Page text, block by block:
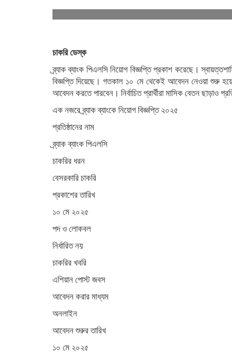
চাকরি ডেস্ক
ব্র্যাক ব্যাংক পিএলসি নিয়োগ বিজ্ঞপ্তি প্রকাশ করেছে।
বিজ্ঞপ্তি দিয়েছে। গতকাল ১০ মে থেকেই আবেদন নেওয়া শুরু
আবেদন করতে পারবেন। নির্বাচিত প্রার্থীরা মাসিক বেতন ছাড়াও
এক নজরে ব্র্যাক ব্যাংকে নিয়োগ বিজ্ঞপ্তি ২০২৫
প্রতিষ্ঠানের নাম
ব্র্যাক ব্যাংক পিএলসি
চাকরির ধরন
বেসরকারি চাকরি
প্রকাশের তারিখ
১০ মে ২০২৫
পদ ও লোকবল
নির্ধারিত নয়
চাকরির খবরি
এশিয়ান পোস্ট জবস
আবেদন করার মাধ্যম
অনলাইন
আবেদন শুরুর তারিখ
১০ মে ২০২৫